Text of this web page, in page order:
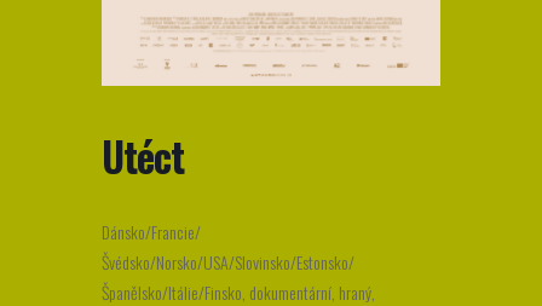
Utéct
Dánsko/Francie/
Švédsko/Norsko/USA/Slovinsko/Estonsko/
Španělsko/Itálie/Finsko, dokumentární, hraný,